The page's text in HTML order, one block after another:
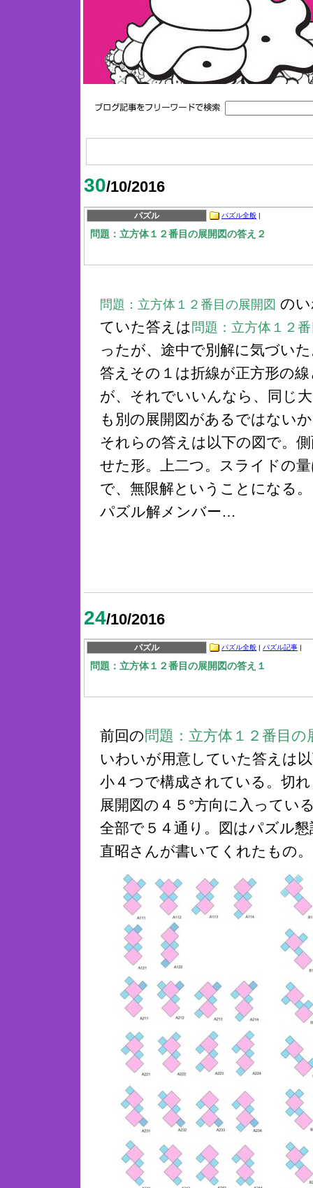
30/10/2016
パズル パズル全般 |
問題：立方体１２番目の展開図の答え２
問題：立方体１２番目の展開図 の
ていた答えは問題：立方体１２
ったが、途中で別解に気づい
答えその１は折線が正方形の
が、それでいいんなら、同じ
も別の展開図があるではない
それらの答えは以下の図で。
せた形。上二つ。スライドの
で、無限解ということになる。
パズル解メンバー…
24/10/2016
パズル パズル全般 | パズル記事 |
問題：立方体１２番目の展開図の答え１
前回の問題：立方体１２番目の
いわいが用意していた答えは
小４つで構成されている。切
展開図の４５°方向に入ってい
全部で５４通り。図はパズル
直昭さんが書いてくれたもの。